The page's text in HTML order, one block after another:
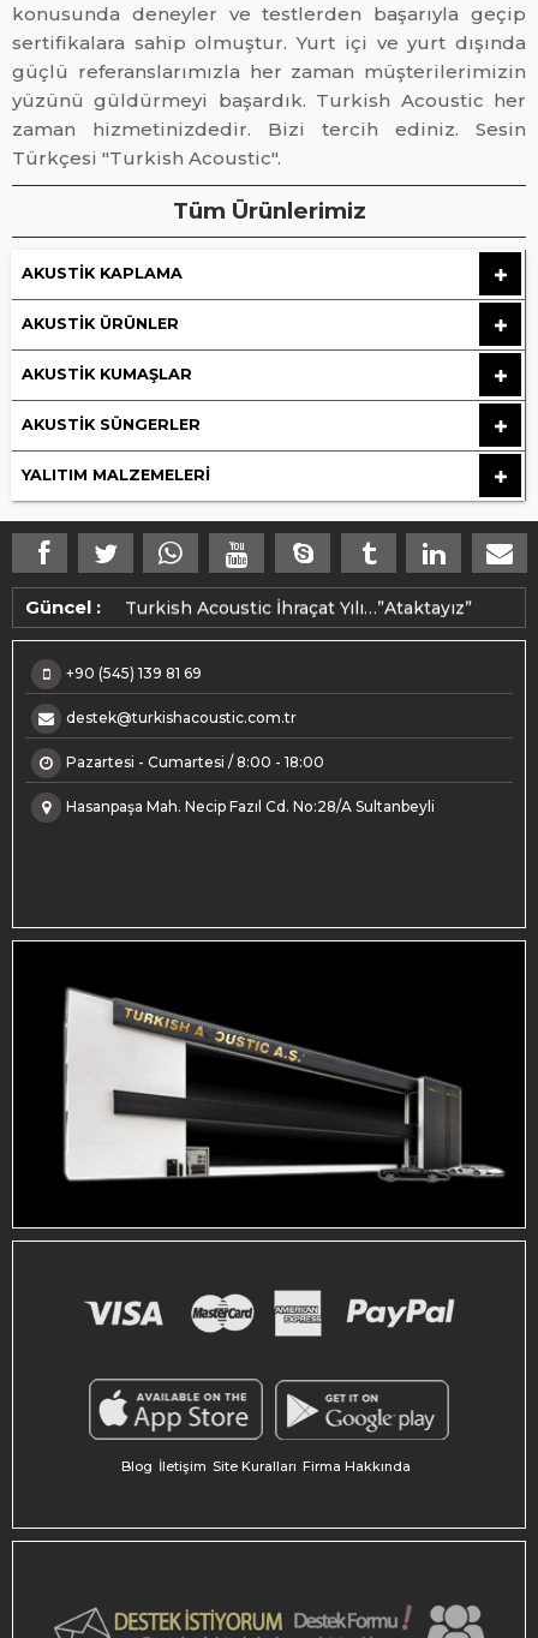
konusunda deneyler ve testlerden başarıyla geçip
sertifikalara sahip olmuştur. Yurt içi ve yurt dışında
güçlü referanslarımızla her zaman müşterilerimizin
yüzünü güldürmeyi başardık. Turkish Acoustic her
zaman hizmetinizdedir. Bizi tercih ediniz. Sesin
Türkçesi "Turkish Acoustic".
Tüm Ürünlerimiz
AKUSTIK KAPLAMA
AKUSTIK ÜRÜNLER
AKUSTIK KUMAŞLAR
AKUSTIK SÜNGERLER
YALITIM MALZEMELERI
Güncel :
Makedonya ihracatımız üretime alındı.
Turkish Acoustic İhraçat Yılı…”Ataktayız”
+90 (545) 139 81 69
destek@turkishacoustic.com.tr
Pazartesi - Cumartesi / 8:00 - 18:00
Hasanpaşa Mah. Necip Fazıl Cd. No:28/A Sultanbeyli
Blog İletişim Site Kuralları Firma Hakkında